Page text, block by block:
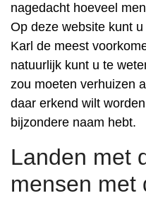
nagedacht hoeveel
Op deze website kunt
Karl de meest
natuurlijk kunt u te
zou moeten verhuizen
daar erkend wilt
bijzondere naam hebt.
Landen met
mensen met